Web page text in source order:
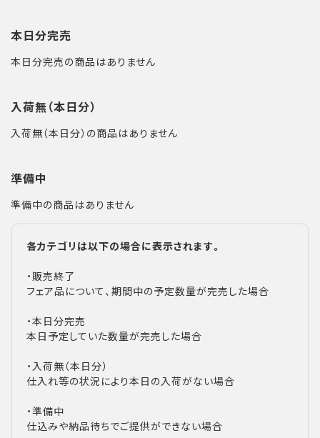
本日分完売
本日分完売の商品はありません
入荷無（本日分）
入荷無（本日分）の商品はありません
準備中
準備中の商品はありません
各カテゴリは以下の場合に表示されます。
・販売終了
フェア品について、期間中の予定数量が完売した場合
・本日分完売
本日予定していた数量が完売した場合
・入荷無（本日分）
仕入れ等の状況により本日の入荷がない場合
・準備中
仕込みや納品待ちでご提供ができない場合